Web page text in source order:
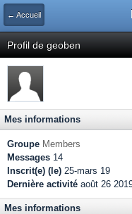
← Accueil
Profil de geoben
Mes informations
Groupe Members
Messages 14
Inscrit(e) (le) 25-mars 19
Dernière activité août 26
Mes informations